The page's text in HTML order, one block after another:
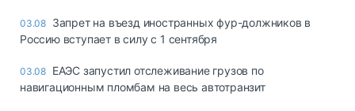
03.08 Запрет на въезд иностранных фур-должников в
Россию вступает в силу с 1 сентября
03.08 ЕАЭС запустил отслеживание грузов по
навигационным пломбам на весь автотранзит